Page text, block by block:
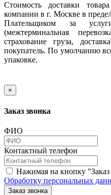
Стоимость доставки
компании в г. Москве в
Плательщиком за
(межтерминальная
страхование груза,
покупатель. По умолчанию
упаковке.
×
Заказ звонка
ФИО
Контактный телефон
Нажимая на кнопку "Заказ
Обработку персональных
Заказ звонка